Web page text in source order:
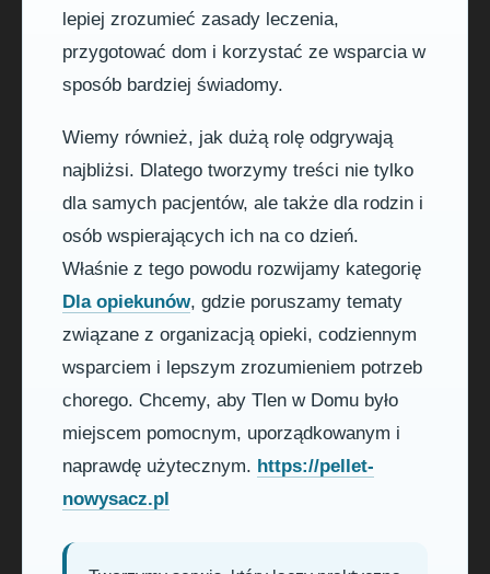
lepiej zrozumieć zasady leczenia,
przygotować dom i korzystać ze wsparcia w
sposób bardziej świadomy.
Wiemy również, jak dużą rolę odgrywają
najbliżsi. Dlatego tworzymy treści nie tylko
dla samych pacjentów, ale także dla rodzin i
osób wspierających ich na co dzień.
Właśnie z tego powodu rozwijamy kategorię
Dla opiekunów, gdzie poruszamy tematy
związane z organizacją opieki, codziennym
wsparciem i lepszym zrozumieniem potrzeb
chorego. Chcemy, aby Tlen w Domu było
miejscem pomocnym, uporządkowanym i
naprawdę użytecznym. https://pellet-
nowysacz.pl